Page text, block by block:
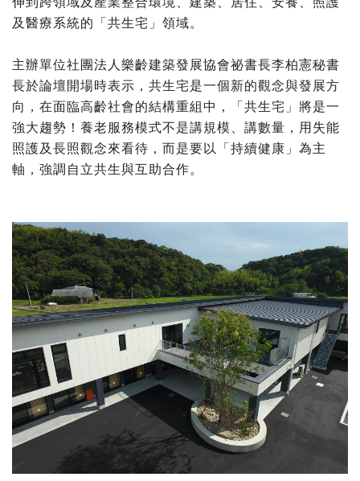
及醫療系統的「共生宅」領域。
主辦單位社團法人樂齡建築發展協會祕書長李柏憲秘書
長於論壇開場時表示，共生宅是一個新的觀念與發展方
向，在面臨高齡社會的結構重組中，「共生宅」將是一
強大趨勢！養老服務模式不是講規模、講數量，用失能
照護及長照觀念來看待，而是要以「持續健康」為主
軸，強調自立共生與互助合作。